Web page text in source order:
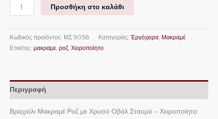
Προσθήκη στο καλάθι
Κωδικός προϊόντος: ΜΣ 9058 Κατηγορίες: Ἐργόχειρα, Μακραμέ
Ετικέτες: μακραμε, ροζ, Χειροποίητο
Περιγραφή
Βραχιόλι Μακραμέ Ροζ με Χρυσό Οβάλ Σταυρό – Χειροποίητο